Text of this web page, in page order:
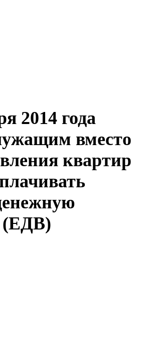
2014 года
вместо
квартир
(ЕДВ)